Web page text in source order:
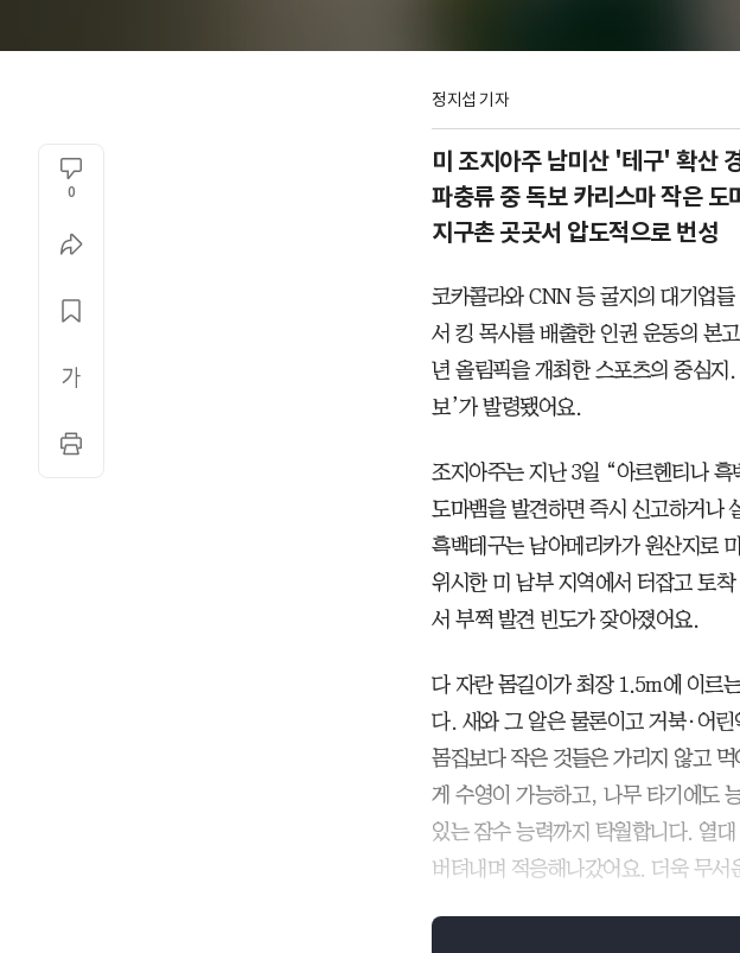
정지섭 기자
0
미 조지아주 남미산 '테구' 확산
파충류 중 독보 카리스마 작은 도
지구촌 곳곳서 압도적으로 번성
코카콜라와 CNN 등 굴지의 대기업
서 킹 목사를 배출한 인권 운동의 본
년 올림픽을 개최한 스포츠의 중심지
보’가 발령됐어요.
조지아주는 지난 3일 “아르헨티나
도마뱀을 발견하면 즉시 신고하거나
흑백테구는 남아메리카가 원산지로
위시한 미 남부 지역에서 터잡고 토
서 부쩍 발견 빈도가 잦아졌어요.
다 자란 몸길이가 최장 1.5m에 이르
다. 새와 그 알은 물론이고 거북·어
몸집보다 작은 것들은 가리지 않고
게 수영이 가능하고, 나무 타기에도
있는 잠수 능력까지 탁월합니다. 열
버텨내며 적응해나갔어요. 더욱 무서